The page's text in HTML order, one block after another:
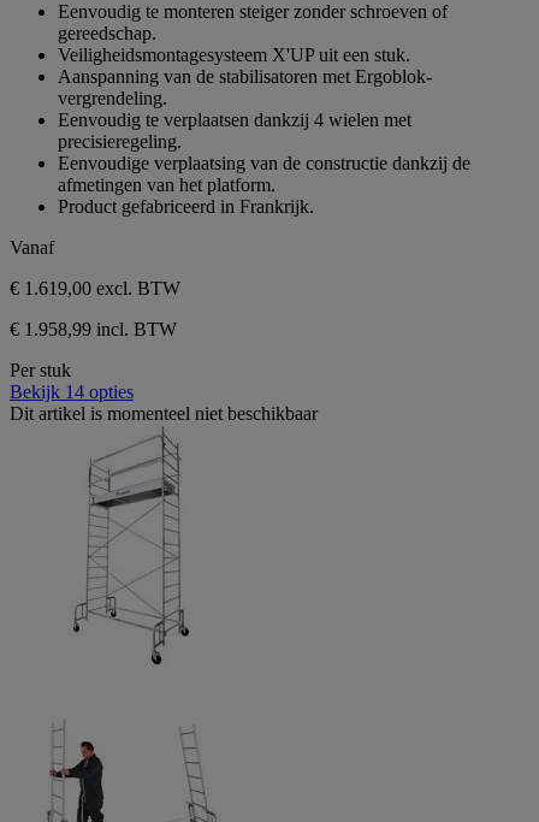
sterren.
Eenvoudig te monteren steiger zonder schroeven of
gereedschap.
Veiligheidsmontagesysteem X'UP uit een stuk.
Aanspanning van de stabilisatoren met Ergoblok-
vergrendeling.
Eenvoudig te verplaatsen dankzij 4 wielen met
precisieregeling.
Eenvoudige verplaatsing van de constructie dankzij de
afmetingen van het platform.
Product gefabriceerd in Frankrijk.
Vanaf
€ 1.619,00 excl. BTW
€ 1.958,99 incl. BTW
Per stuk
Bekijk 14 opties
Dit artikel is momenteel niet beschikbaar